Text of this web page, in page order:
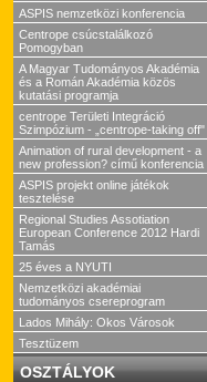
ASPIS nemzetközi konferencia
Centrope csúcstalálkozó
Pomogyban
A Magyar Tudományos Akadémia
és a Román Akadémia közös
kutatási programja
centrope Területi Integráció
Szimpózium - „centrope-taking off"
Animation of rural development - a
new profession? című konferencia
ASPIS projekt online játékok
tesztelése
Regional Studies Assotiation
European Conference 2012 Hardi
Tamás
25 éves a NYUTI
Nemzetközi akadémiai
tudományos csereprogram
Lados Mihály: Okos Városok
Tesztüzem
OSZTÁLYOK